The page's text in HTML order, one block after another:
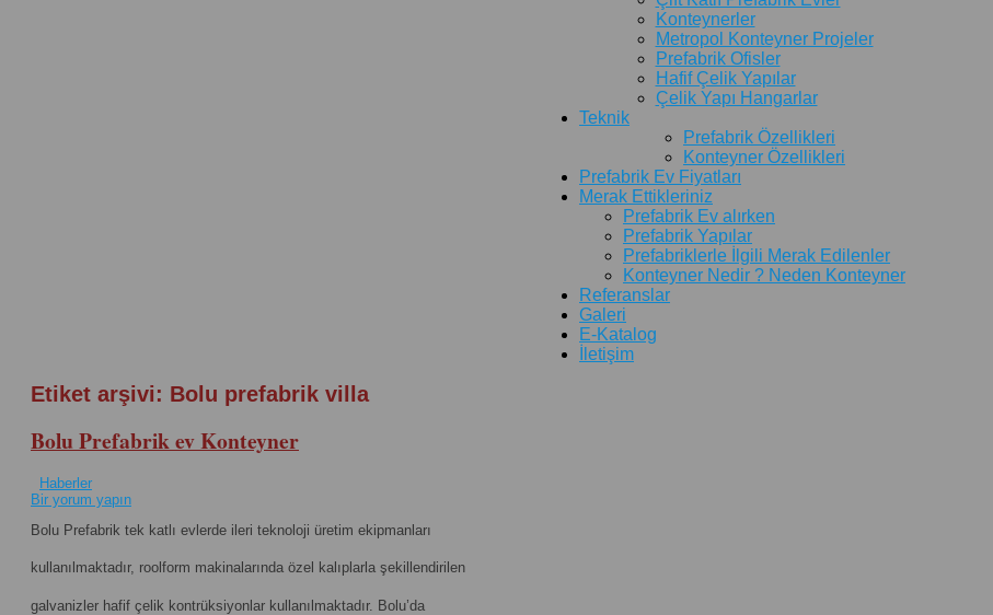
Konteynerler
Metropol Konteyner Projeler
Prefabrik Ofisler
Hafif Çelik Yapılar
Çelik Yapı Hangarlar
Teknik
Prefabrik Özellikleri
Konteyner Özellikleri
Prefabrik Ev Fiyatları
Merak Ettikleriniz
Prefabrik Ev alırken
Prefabrik Yapılar
Prefabriklerle İlgili Merak Edilenler
Konteyner Nedir ? Neden Konteyner
Referanslar
Galeri
E-Katalog
İletişim
Etiket arşivi: Bolu prefabrik villa
Bolu Prefabrik ev Konteyner
Haberler
Bir yorum yapın
Bolu Prefabrik tek katlı evlerde ileri teknoloji üretim ekipmanları
kullanılmaktadır, roolform makinalarında özel kalıplarla şekillendirilen
galvanizler hafif çelik kontrüksiyonlar kullanılmaktadır. Bolu’da